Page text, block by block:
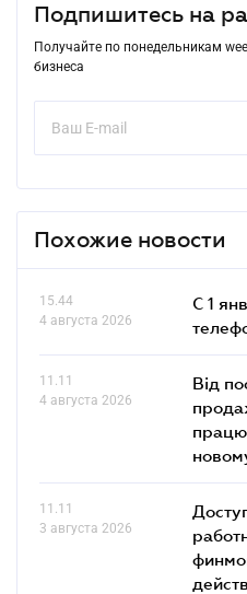
Подпишитесь на
Получайте по понедельникам
бизнеса
Похожие новости
15.44
4 августа 2026
С 1
11.11
4 августа 2026
Від
11.11
3 августа 2026